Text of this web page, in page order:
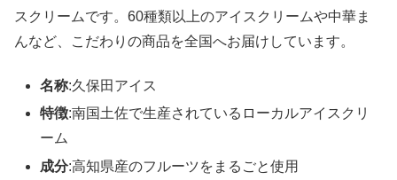
スクリームです。60種類以上のアイスクリームや中華ま
んなど、こだわりの商品を全国へお届けしています。
名称:久保田アイス
特徴:南国土佐で生産されているローカルアイスクリ
ーム
成分:高知県産のフルーツをまるごと使用